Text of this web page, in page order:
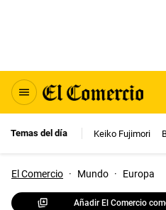
Temas del día Keiko Fujimori
El Comercio · Mundo · Europa
Añadir El Comercio